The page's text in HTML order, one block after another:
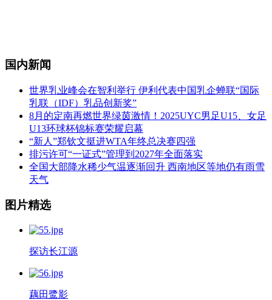
国内新闻
世界乳业峰会在智利举行 伊利代表中国乳企蝉联“国际
乳联（IDF）乳品创新奖”
8月的定南再燃世界绿茵激情！2025UYC男足U15、女足
U13环球杯锦标赛荣耀启幕
“新人”郑钦文挺进WTA年终总决赛四强
排污许可“一证式”管理到2027年全面落实
全国大部降水稀少气温逐渐回升 西南地区等地仍有雨雪
天气
图片精选
探访长江源
藕田鹭影